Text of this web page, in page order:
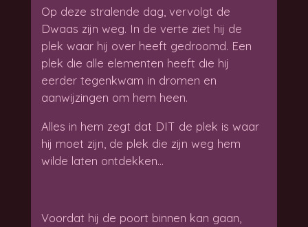
Op deze stralende dag, vervolgt de
Dwaas zijn weg. In de verte ziet hij de
plek waar hij over heeft gedroomd. Een
plek die alle elementen heeft die hij
eerder tegenkwam in dromen en
aanwijzingen om hem heen.
Alles in hem zegt dat DIT de plek is waar
hij moet zijn, de plek die zijn weg hem
wilde laten ontdekken…
Voordat hij de poort binnen kan gaan,